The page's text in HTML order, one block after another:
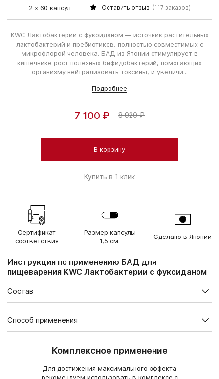
2 х 60 капсул Оставить отзыв (117 заказов)
KWC Лактобактерии с фукоиданом — источник растительных
лактобактерий и пребиотиков, полностью совместимых с
микрофлорой человека. БАД из Японии стимулирует в
кишечнике рост полезных бифидобактерий, помогающих
организму нейтрализовать токсины, и увеличи...
Подробнее
7 100 ₽ 8 920 ₽
В корзину
Купить в 1 клик
Сертификат
соответствия
Размер капсулы
1,5 см.
Сделано в Японии
Инструкция по применению БАД для
пищеварения KWC Лактобактерии с фукоиданом
Состав
Растительные
лактобактерии
водоросли мозуку с
20
Способ применения
Взрослым по 2 капсулы в день во время еды.
необходимости курс можно повторить.
Комплексное применение
Для достижения максимального эффекта
рекомендуем использовать в комплексе с